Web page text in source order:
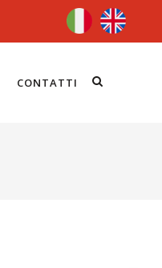
CONTATTI